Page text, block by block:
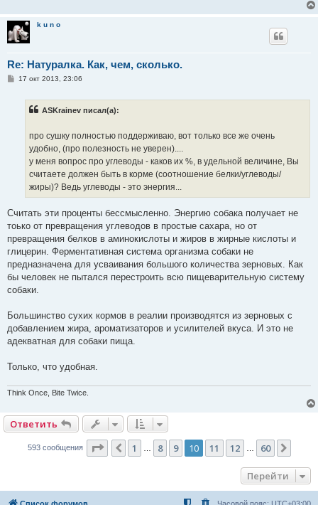
k u n o
Re: Натуралка. Как, чем, сколько.
С17 окт 2013, 23:06
ASKrainev писал(а):
про сушку полностью поддерживаю, вот только все же очень
удобно, (про полезность не уверен)....
у меня вопрос про углеводы - каков их %, в удельной величине, Вы
считаете должен быть в корме (соотношение белки/углеводы/
жиры)? Ведь углеводы - это энергия...
Считать эти проценты бессмысленно. Энергию собака получает не
тоько от превращения углеводов в простые сахара, но от
превращения белков в аминокислоты и жиров в жирные кислоты и
глицерин. Ферментативная система организма собаки не
предназначена для усваивания большого количества зерновых. Как
бы человек не пытался перестроить всю пищеварительную систему
собаки.
Большинство сухих кормов в реалии производятся из зерновых с
добавлением жира, ароматизаторов и усилителей вкуса. И это не
адекватная для собаки пища.
Только, что удобная.
Think Once, Bite Twice.
Ответить
593 сообщения Страница 10 из
Пред.
1 8 9 10 11 12 60
Перейти